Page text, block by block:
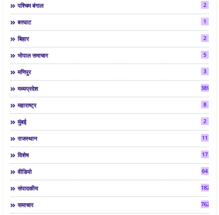
पश्चिम बंगाल 2
बरघाट 1
बिहार 2
भोपाल समाचार 5
मणिपुर 3
मध्यप्रदेश 3892
महाराष्ट्र 8
मुंबई 2
राजस्थान 11
विशेष 17
वीडियो 64
संपादकीय 182
समाचार 7624